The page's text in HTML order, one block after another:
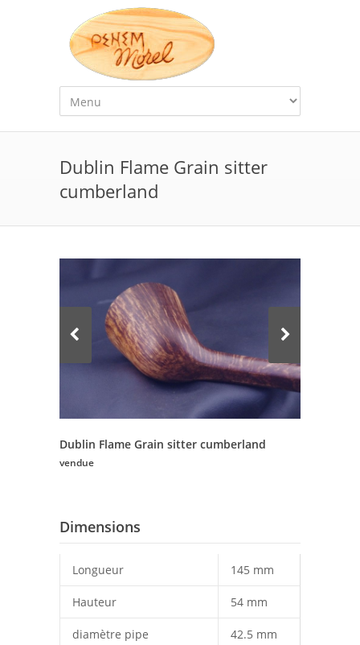
Dublin Flame Grain sitter
cumberland
Dublin Flame Grain sitter cumberland
vendue
Dimensions
Longueur 145 mm
Hauteur 54 mm
diamètre pipe 42.5 mm